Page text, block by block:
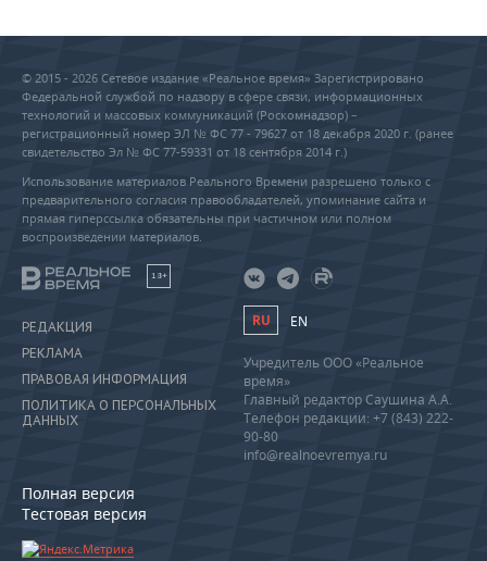
© 2015 - 2026 Сетевое издание «Реальное время» Зарегистрировано
Федеральной службой по надзору в сфере связи, информационных
технологий и массовых коммуникаций (Роскомнадзор) –
регистрационный номер ЭЛ № ФС 77 - 79627 от 18 декабря 2020 г. (ранее
свидетельство Эл № ФС 77-59331 от 18 сентября 2014 г.)
Использование материалов Реального Времени разрешено только с
предварительного согласия правообладателей, упоминание сайта и
прямая гиперссылка обязательны при частичном или полном
воспроизведении материалов.
18+
РЕДАКЦИЯ
РЕКЛАМА
ПРАВОВАЯ ИНФОРМАЦИЯ
ПОЛИТИКА О ПЕРСОНАЛЬНЫХ
ДАННЫХ
Полная версия
Тестовая версия
RU EN
Учредитель ООО «Реальное
время»
Главный редактор Саушина А.А.
Телефон редакции: +7 (843) 222-
90-80
info@realnoevremya.ru